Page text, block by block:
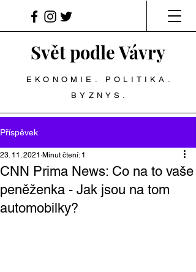
Svět podle Vávry
EKONOMIE. POLITIKA.
BYZNYS.
Příspěvek
CNN Prima News: Co na to vaše
peněženka - Jak jsou na tom
automobilky?
23. 11. 2021 Minut čtení: 1